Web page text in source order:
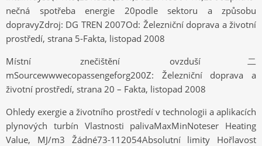
nečná spotřeba energie 20podle sektoru a způsobu
dopravyZdroj: DG TREN 2007Od: Železniční doprava a životní
prostředí, strana 5-Fakta, listopad 2008
Místní znečištění ovzduší二
mSourcewwwecopassengeforg200Z: Železniční doprava a
životní prostředí, strana 20 – Fakta, listopad 2008
Ohledy exergie a životního prostředí v technologii a aplikacích
plynových turbín Vlastnosti palivaMaxMinNoteser Heating
Value, MJ/m3 Žádné73-112054Absolutní limity Hořlavost